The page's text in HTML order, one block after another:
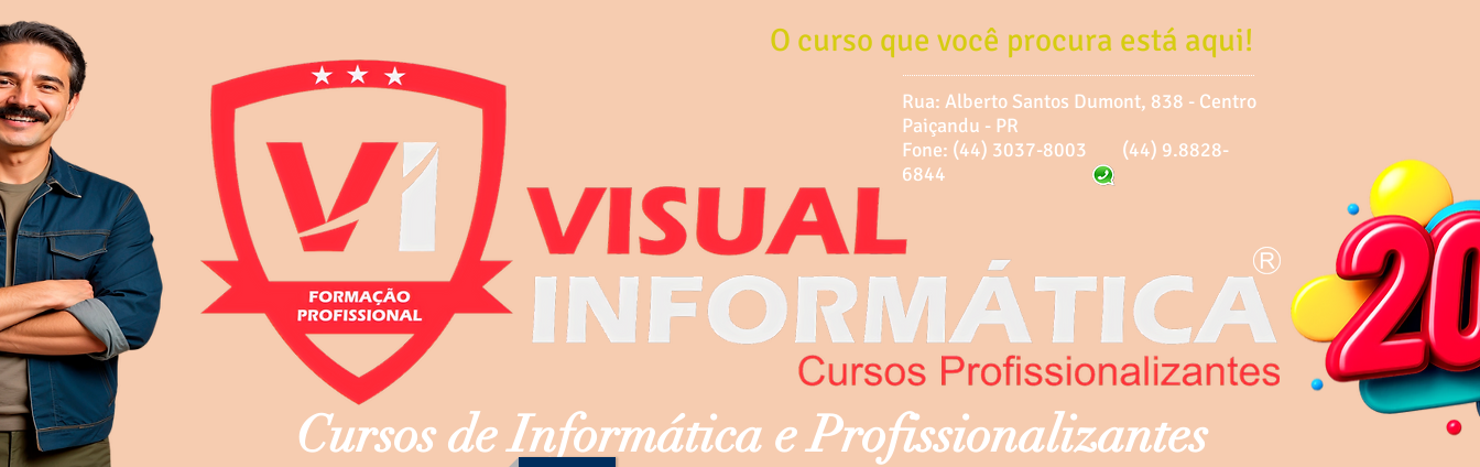
Cursos de Informática e Profissionalizantes
O curso que você procura está aqui!
Rua: Alberto Santos Dumont, 838 - Centro
Paiçandu - PR
Fone: (44) 3037-8003 (44) 9.8828-
6844